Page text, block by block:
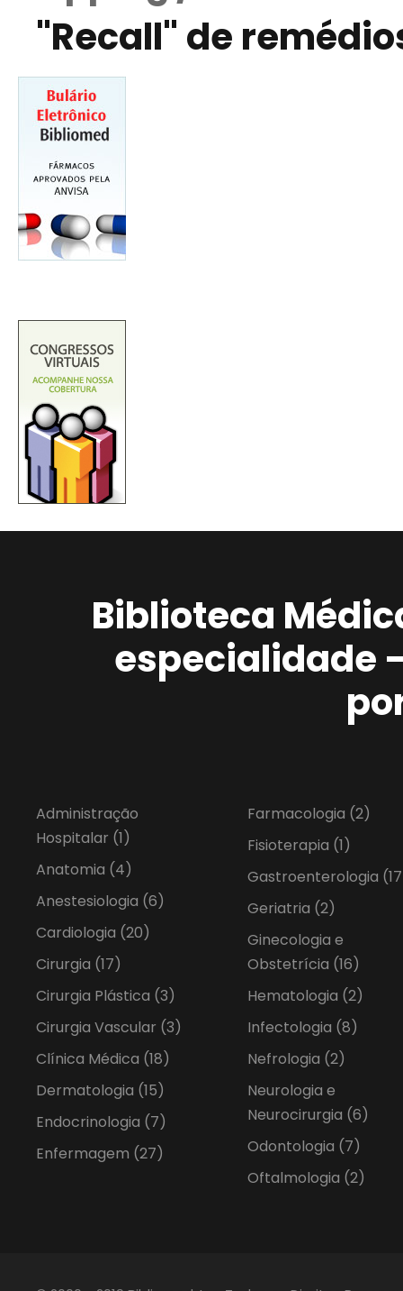
"Recall" de
Biblioteca
especialidade
Administração
Hospitalar (1)
Anatomia (4)
Anestesiologia (6)
Cardiologia (20)
Cirurgia (17)
Cirurgia Plástica (3)
Cirurgia Vascular (3)
Clínica Médica (18)
Dermatologia (15)
Endocrinologia (7)
Enfermagem (27)
Farmacologia (2)
Fisioterapia (1)
Gastroenterologia
Geriatria (2)
Ginecologia e
Obstetrícia (16)
Hematologia (2)
Infectologia (8)
Nefrologia (2)
Neurologia e
Neurocirurgia (6)
Odontologia (7)
Oftalmologia (2)